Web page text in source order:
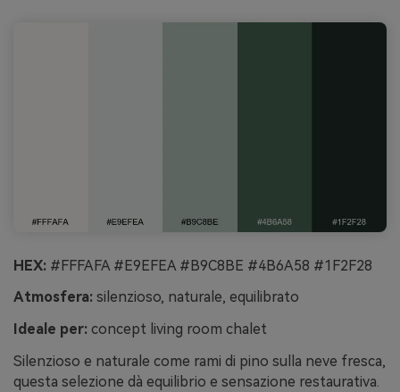
HEX: #FFFAFA #E9EFEA #B9C8BE #4B6A58 #1F2F28
Atmosfera: silenzioso, naturale, equilibrato
Ideale per: concept living room chalet
Silenzioso e naturale come rami di pino sulla neve fresca,
questa selezione dà equilibrio e sensazione restaurativa.